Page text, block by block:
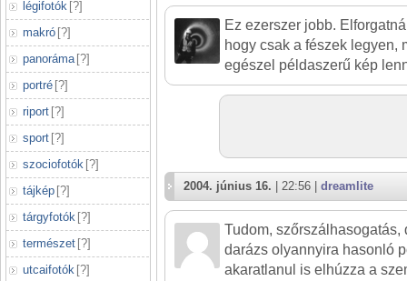
légifotók [?]
makró [?]
panoráma [?]
portré [?]
riport [?]
sport [?]
szociofotók [?]
tájkép [?]
tárgyfotók [?]
természet [?]
utcaifotók [?]
Ez ezerszer jobb.
hogy csak a fészek legyen,
egészel példaszerű kép
2004. június 16. | 22:56 | dreamlite
Tudom, szőrszálhasogatás,
darázs olyannyira hasonló
akaratlanul is elhúzza a